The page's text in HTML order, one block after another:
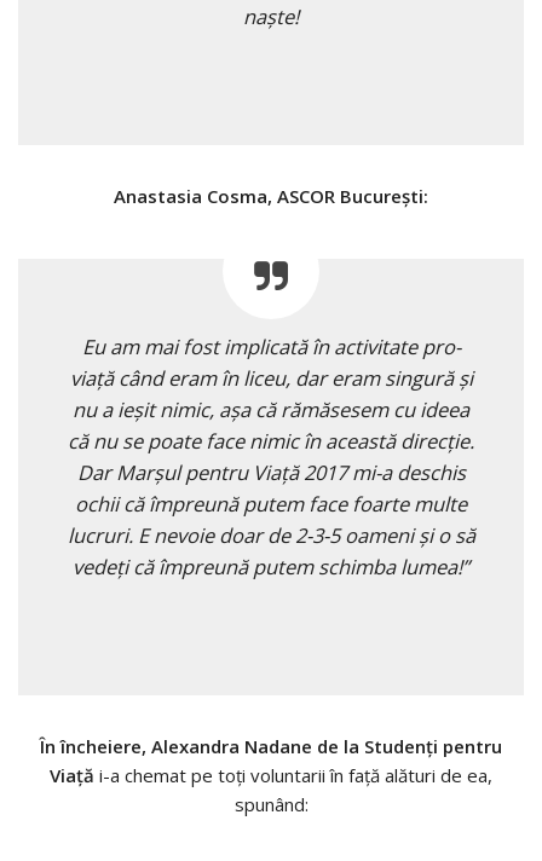
naşte!
Anastasia Cosma, ASCOR Bucureşti:
Eu am mai fost implicată în activitate pro-
viaţă când eram în liceu, dar eram singură şi
nu a ieşit nimic, aşa că rămăsesem cu ideea
că nu se poate face nimic în această direcţie.
Dar Marşul pentru Viaţă 2017 mi-a deschis
ochii că împreună putem face foarte multe
lucruri. E nevoie doar de 2-3-5 oameni şi o să
vedeţi că împreună putem schimba lumea!”
În încheiere, Alexandra Nadane de la Studenţi pentru
Viaţă i-a chemat pe toţi voluntarii în faţă alături de ea,
spunând: